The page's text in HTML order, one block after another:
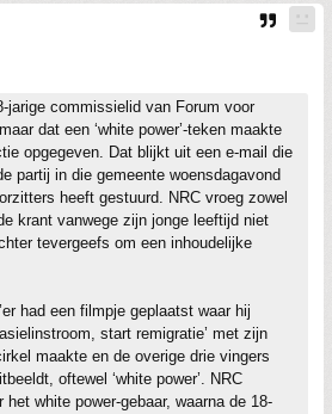
jarige commissielid van Forum voor
dat een ‘white power’-teken maakte
opgegeven. Dat blijkt uit een e-mail die
partij in die gemeente woensdagavond
heeft gestuurd. NRC vroeg zowel
krant vanwege zijn jonge leeftijd niet
tevergeefs om een inhoudelijke
had een filmpje geplaatst waar hij
start remigratie’ met zijn
maakte en de overige drie vingers
oftewel ‘white power’. NRC
white power-gebaar, waarna de 18-